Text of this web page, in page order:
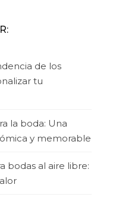
de los
tu
la boda: Una
y memorable
bodas al aire libre: